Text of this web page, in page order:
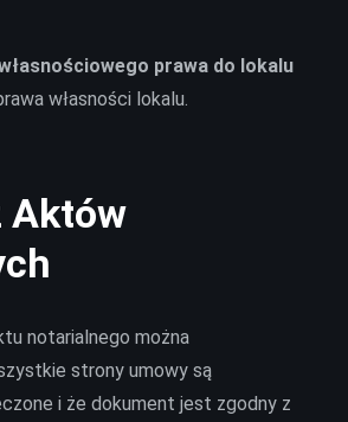
prawa do lokalu
własności lokalu.
Aktów
notarialnego można
strony umowy są
i że dokument jest zgodny z